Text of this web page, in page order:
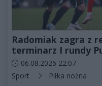
Radomiak zagra z
terminarz I rundy
Data dodania artykułu:
06.08.2026 22:07
Kategorie artykułu:
Sport Piłka nożna